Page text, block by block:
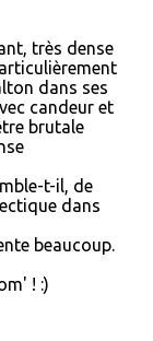
très dense
dans ses
candeur et
brutale
t-il, de
dans
beaucoup.
! :)